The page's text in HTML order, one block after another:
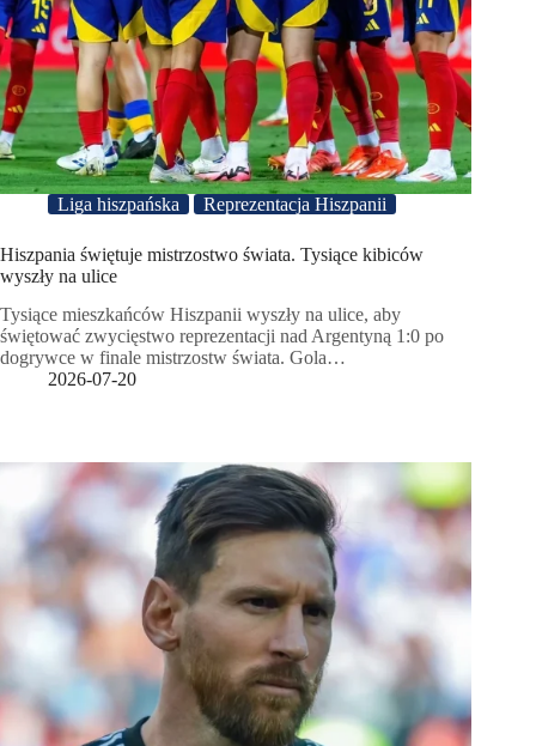
Liga hiszpańska Reprezentacja Hiszpanii
Hiszpania świętuje mistrzostwo świata. Tysiące kibiców
wyszły na ulice
Tysiące mieszkańców Hiszpanii wyszły na ulice, aby
świętować zwycięstwo reprezentacji nad Argentyną 1:0 po
dogrywce w finale mistrzostw świata. Gola…
2026-07-20